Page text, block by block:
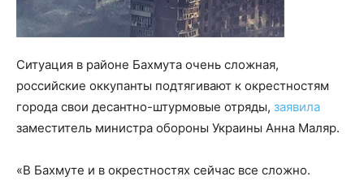
Ситуация в районе Бахмута очень сложная,
российские оккупанты подтягивают к окрестностям
города свои десантно-штурмовые отряды, заявила
заместитель министра обороны Украины Анна Маляр.
«В Бахмуте и в окрестностях сейчас все сложно.